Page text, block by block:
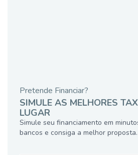
Pretende Financiar?
SIMULE AS MELHORES
LUGAR
Simule seu financiamento em
bancos e consiga a melhor proposta.